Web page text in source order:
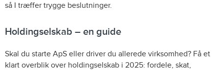
så I træffer trygge beslutninger.
Holdingselskab – en guide
Skal du starte ApS eller driver du allerede virksomhed? Få et
klart overblik over holdingselskab i 2025: fordele, skat,